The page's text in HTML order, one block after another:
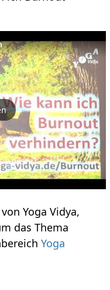
Yoga Vidya,
das Thema
Yoga